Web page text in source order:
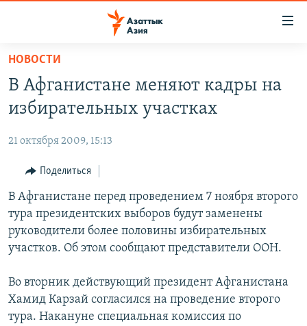
Вернуться
основному
содержанию
Вернутся
навигации
Вернутся
поиску
ЦЕНТРАЛЬНАЯ АЗИЯ
КАЗАХСТАН
УЗБЕКИСТАН
ТАДЖИКИСТАН
НОВОСТИ
ВОЙНА В УКРАИНЕ
НА ДРУГИХ ЯЗЫКАХ
ҚАЗАҚША
КЫРГЫЗЧА
ЎЗБЕКЧА
ТОҶИКӢ
Все сайты РСЕ/РС
НОВОСТИ
В Афганистане меняют кадры на
избирательных участках
21 октября 2009, 15:13
Поделиться
В Афганистане перед проведением 7 ноября второго
тура президентских выборов будут заменены
руководители более половины избирательных
участков. Об этом сообщают представители ООН.
Во вторник действующий президент Афганистана
Хамид Карзай согласился на проведение второго
тура. Накануне специальная комиссия по